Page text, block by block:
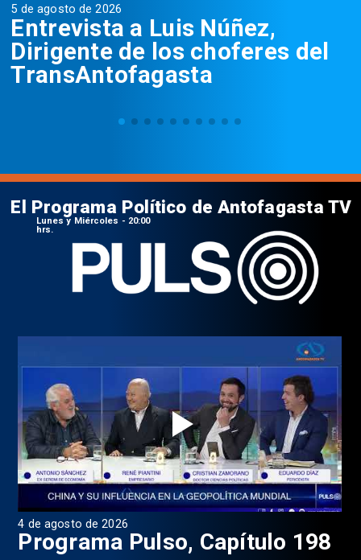
5 de agosto de 2026
Entrevista a Luis Núñez,
Dirigente de los choferes del
TransAntofagasta
4 de agosto de 2026
Programa Pulso, Capítulo 198
El Programa Político de Antofagasta TV
Lunes y Miércoles - 20:00
hrs.